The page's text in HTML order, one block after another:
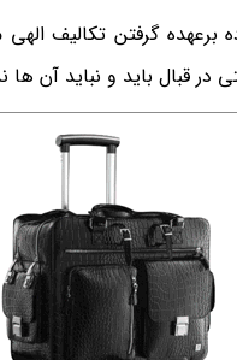
گرفتن تکالیف
قبال باید و نباید آن ها